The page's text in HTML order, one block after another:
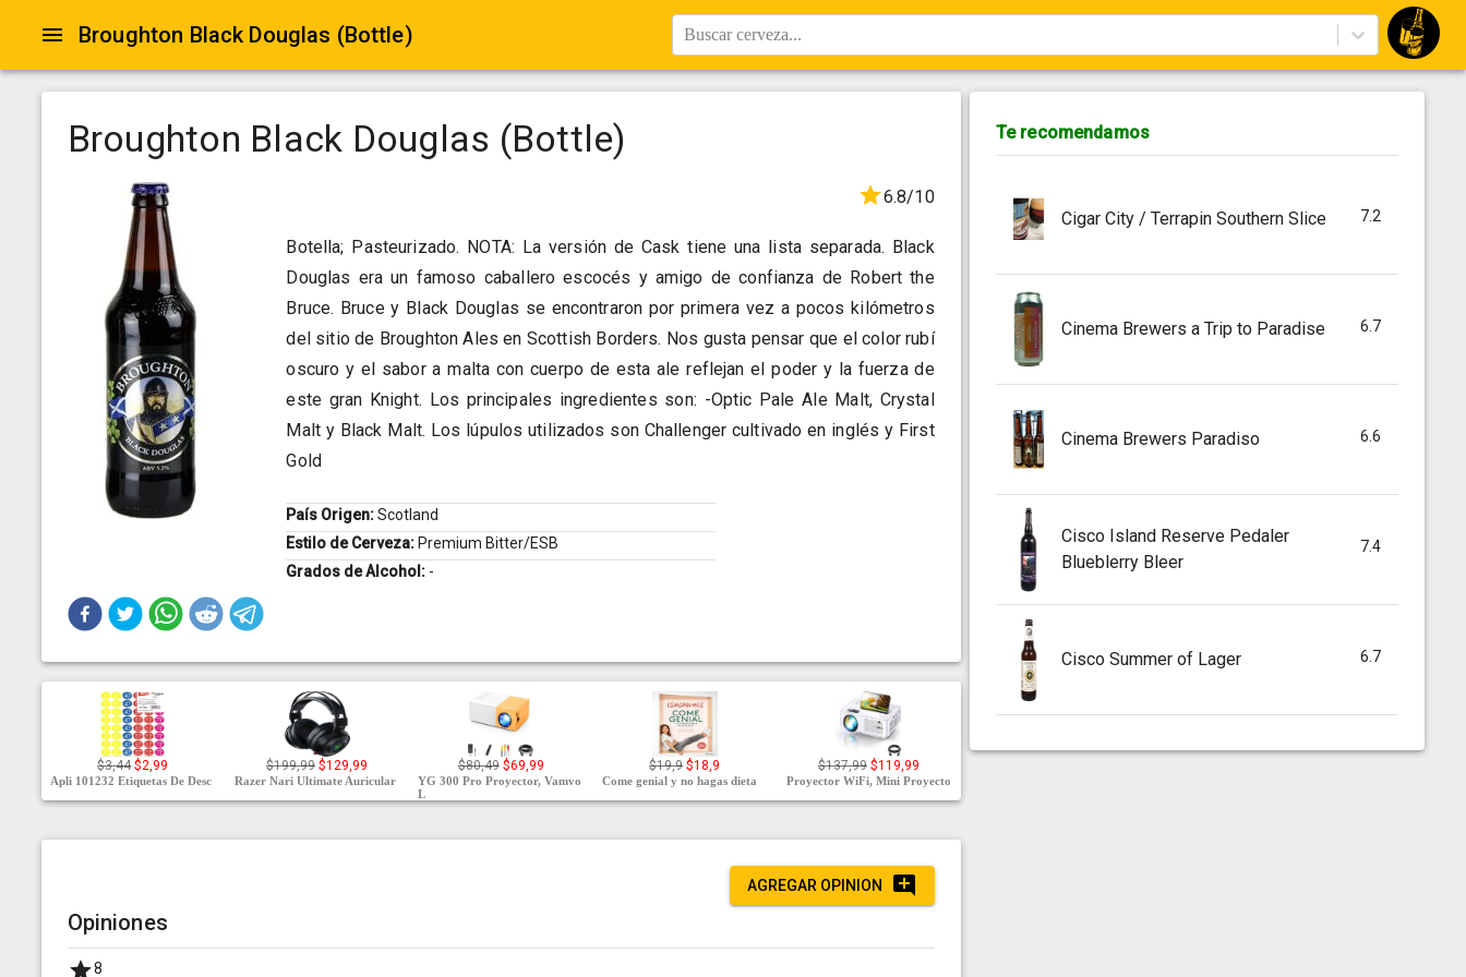
Broughton Black Douglas (Bottle) Buscar cerveza...
Broughton Black Douglas (Bottle)
6.8/10
Botella; Pasteurizado. NOTA: La versión de Cask tiene una lista separada. Black
Douglas era un famoso caballero escocés y amigo de confianza de Robert the
Bruce. Bruce y Black Douglas se encontraron por primera vez a pocos kilómetros
del sitio de Broughton Ales en Scottish Borders. Nos gusta pensar que el color rubí
oscuro y el sabor a malta con cuerpo de esta ale reflejan el poder y la fuerza de
este gran Knight. Los principales ingredientes son: -Optic Pale Ale Malt, Crystal
Malt y Black Malt. Los lúpulos utilizados son Challenger cultivado en inglés y First
Gold
País Origen:Scotland
Estilo de Cerveza: Premium Bitter/ESB
Grados de Alcohol: -
$3,44 $2,99
Apli 101232 Etiquetas De Desc
$199,99 $129,99
Razer Nari Ultimate Auricular
$80,49 $69,99
YG 300 Pro Proyector, Vamvo
L
$19,9 $18,9
Come genial y no hagas dieta
$137,99 $119,99
Proyector WiFi, Mini Proyecto
AGREGAR OPINION
Opiniones
8
Te recomendamos
Cigar City / Terrapin Southern Slice 7.2
Cinema Brewers a Trip to Paradise 6.7
Cinema Brewers Paradiso 6.6
Cisco Island Reserve Pedaler
Blueblerry Bleer
7.4
Cisco Summer of Lager 6.7